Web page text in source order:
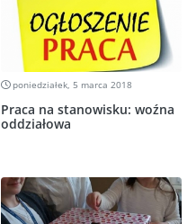
poniedziałek, 5 marca 2018
Praca na stanowisku: woźna
oddziałowa